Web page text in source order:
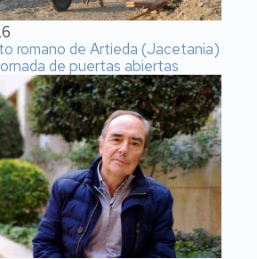
romano de Artieda (Jacetania)
de puertas abiertas